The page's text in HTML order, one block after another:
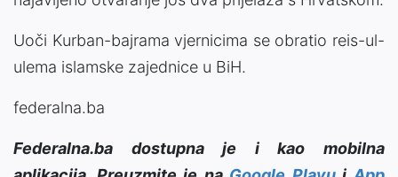
Uoči Kurban-bajrama vjernicima se obratio reis-ul-
ulema islamske zajednice u BiH.
federalna.ba
Federalna.ba dostupna je i kao mobilna